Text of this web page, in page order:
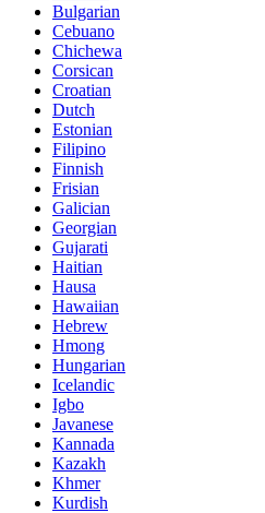
Bulgarian
Cebuano
Chichewa
Corsican
Croatian
Dutch
Estonian
Filipino
Finnish
Frisian
Galician
Georgian
Gujarati
Haitian
Hausa
Hawaiian
Hebrew
Hmong
Hungarian
Icelandic
Igbo
Javanese
Kannada
Kazakh
Khmer
Kurdish